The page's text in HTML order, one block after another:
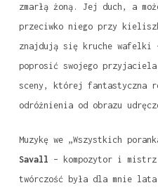
zmarłą żoną. Jej duch, a
przeciwko niego przy
znajdują się kruche wafelki
poprosić swojego
sceny, której fantastyczna
odróżnienia od obrazu
Muzykę we „Wszystkich
Savall – kompozytor i
twórczość była dla mnie lata